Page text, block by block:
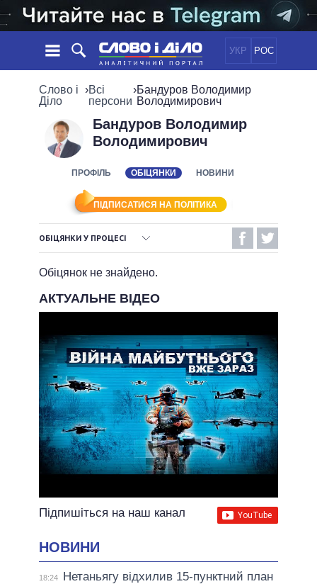
УКР РОС
НОВИНИ
СТРІЧКА
ПОДІЇ
ОГЛЯДИ
ДАЙДЖЕСТИ
ПОЛІТИКА
ЕКОНОМІКА
ОБIЦЯНКИ
ПОЛIТИКИ
ПРЕЗИДЕНТ І ОФІС
ВЕРХОВНА РАДА
КАБІНЕТ МІНІСТРІВ
ГОЛОВИ ОБЛАДМІНІСТРАЦІЙ
ІНФОГРАФІКА
ВІДЕО
ПІДТРИМАТИ
ПОРІВНЯННЯ ПОЛІТИКІВ
Слово і
Діло
›Всі
персони
›Бандуров Володимир
Володимирович
Бандуров Володимир
Володимирович
ПРОФІЛЬ ОБІЦЯНКИ НОВИНИ
ПІДПИСАТИСЯ НА ПОЛІТИКА
ОБІЦЯНКИ У ПРОЦЕСІ
ОБІЦЯНКИ У ПРОЦЕСІ
ВСІ ОБІЦЯНКИ
АРХІВНІ ОБІЦЯНКИ
Обіцянок не знайдено.
АКТУАЛЬНЕ ВІДЕО
Підпишіться на наш канал
НОВИНИ
18:24
Нетаньягу відхилив 15-пунктний план